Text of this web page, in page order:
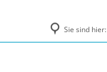
Sie sind hier: